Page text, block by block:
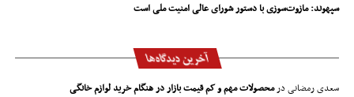
سپهوند:‌ مازوت‌سوزی با دستور شورای عالی امنیت ملی است
آخرین دیدگاه‌ها
سعدی رمضانیدرمحصولات مهم و کم قیمت بازار در هنگام خرید لوازم خانگی